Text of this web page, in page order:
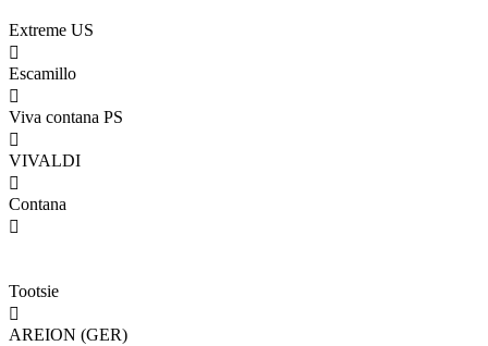
Extreme US

Escamillo

Viva contana PS

VIVALDI

Contana

Tootsie

AREION (GER)